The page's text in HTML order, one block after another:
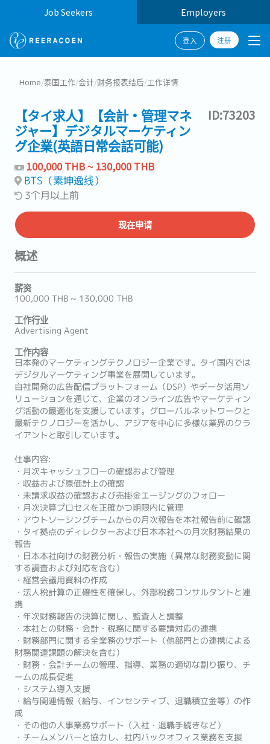
Job Seekers Employers
登入 注册
Home/泰国工作/会计/财务报表结后/工作详情
【タイ求人】【会計・管理マネ
ジャー】デジタルマーケティン
グ企業(英語日常会話可能)
ID:73203
100,000 THB ~ 130,000 THB
BTS（素坤逸线）
3个月以上前
现在申请
概述
薪资
100,000 THB ~ 130,000 THB
工作行业
Advertising Agent
工作内容
日本発のマーケティングテクノロジー企業です。タイ国内では
デジタルマーケティング事業を展開しています。
自社開発の広告配信プラットフォーム（DSP）やデータ活用ソ
リューションを通じて、企業のオンライン広告やマーケティン
グ活動の最適化を支援しています。グローバルネットワークと
最新テクノロジーを活かし、アジアを中心に多様な業界のクラ
イアントと取引しています。
仕事内容:
・月次キャッシュフローの確認および管理
・収益および原価計上の確認
・未請求収益の確認および売掛金エージングのフォロー
・月次決算プロセスを正確かつ期限内に管理
・アウトソーシングチームからの月次報告を本社報告前に確認
・タイ拠点のディレクターおよび日本本社への月次財務結果の
報告
・日本本社向けの財務分析・報告の実施（異常な財務変動に関
する調査および対応を含む）
・経営会議用資料の作成
・法人税計算の正確性を確保し、外部税務コンサルタントと連
携
・年次財務報告の決算に関し、監査人と調整
・本社との財務・会計・税務に関する要請対応の連携
・財務部門に関する全業務のサポート（他部門との連携による
財務関連課題の解決を含む）
・財務・会計チームの管理、指導、業務の適切な割り振り、チ
ームの成長促進
・システム導入支援
・給与関連情報（給与、インセンティブ、退職積立金等）の作
成
・その他の人事業務サポート（入社・退職手続きなど）
・チームメンバーと協力し、社内バックオフィス業務を支援